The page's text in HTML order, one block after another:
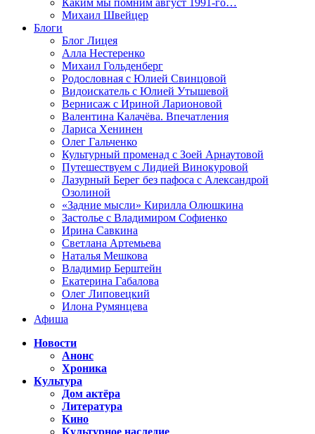
Каким мы помним август 1991-го…
Михаил Швейцер
Блоги
Блог Лицея
Алла Нестеренко
Михаил Гольденберг
Родословная с Юлией Свинцовой
Видоискатель с Юлией Утышевой
Вернисаж с Ириной Ларионовой
Валентина Калачёва. Впечатления
Лариса Хенинен
Олег Гальченко
Культурный променад с Зоей Арнаутовой
Путешествуем с Лидией Винокуровой
Лазурный Берег без пафоса с Александрой
Озолиной
«Задние мысли» Кирилла Олюшкина
Застолье с Владимиром Софиенко
Ирина Савкина
Светлана Артемьева
Наталья Мешкова
Владимир Берштейн
Екатерина Габалова
Олег Липовецкий
Илона Румянцева
Афиша
Новости
Анонс
Хроника
Культура
Дом актёра
Литература
Кино